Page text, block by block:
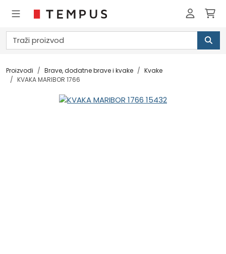
Proizvodi Brave, dodatne brave i kvake
Kvake
KVAKA MARIBOR 1766